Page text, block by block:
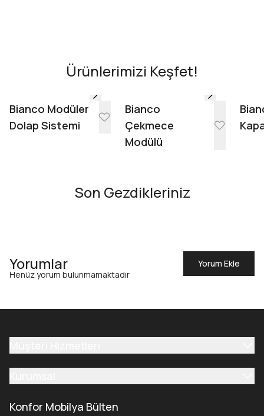
Evinde Gör + AR
Ürünlerimizi Keşfet!
Bianco Modüler
Dolap Sistemi
Bianco
Çekmece
Modülü
Son Gezdikleriniz
Yorumlar
Yorum Ekle
Henüz yorum bulunmamaktadır
Konfor Mobilya Bülten